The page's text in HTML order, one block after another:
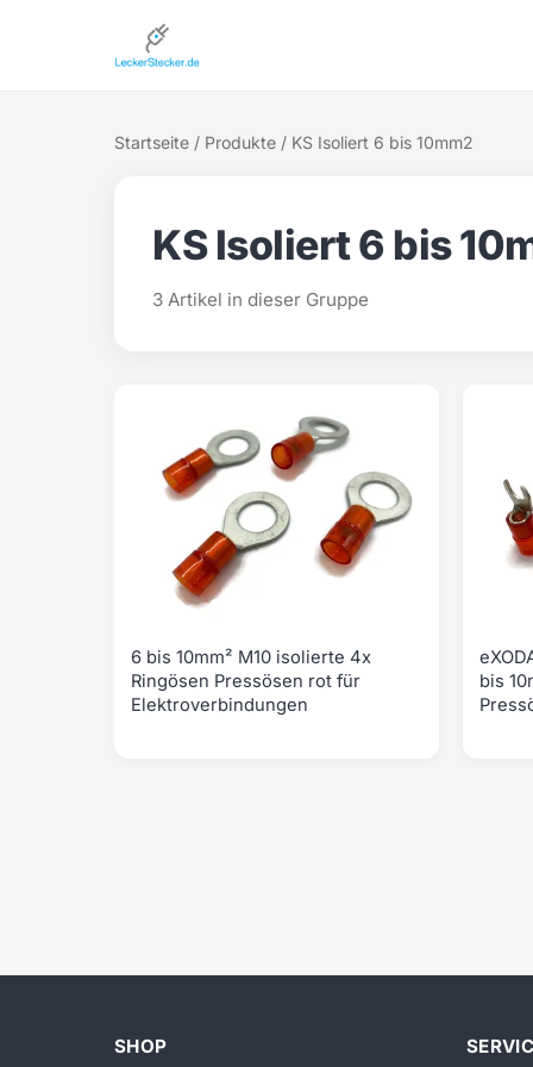
Startseite / Produkte / KS Isoliert 6 bis 10mm2
KS Isoliert 6 bis
3 Artikel in dieser Gruppe
6 bis 10mm² M10 isolierte 4x
Ringösen Pressösen rot für
Elektroverbindungen
bis
SHOP